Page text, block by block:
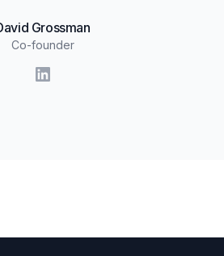
Grossman
Co-founder
LinkedIn